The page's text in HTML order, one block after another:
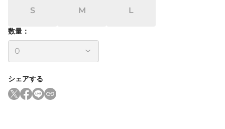
S M L
数量：
シェアする